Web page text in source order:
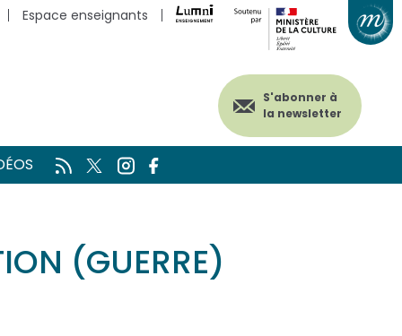
Espace enseignants
S'abonner à
la newsletter
(GUERRE)